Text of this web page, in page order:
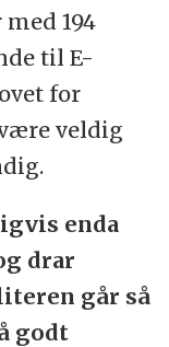
194
til E-
for
veldig
enda
drar
går så
godt